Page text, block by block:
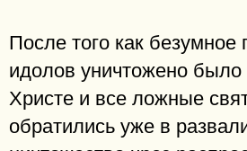
После того как безумное
идолов уничтожено
Христе и все ложные
обратились уже в